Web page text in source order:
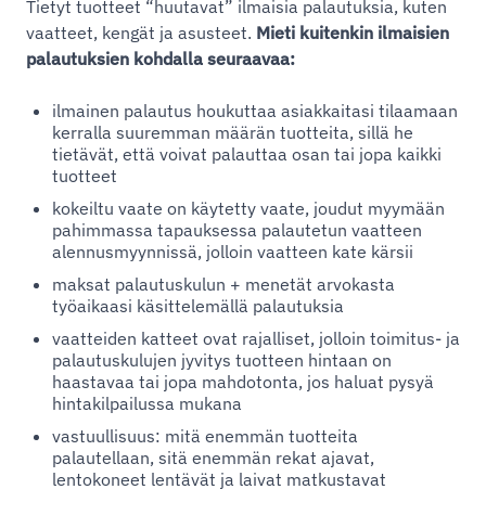
Tietyt tuotteet “huutavat” ilmaisia palautuksia, kuten
vaatteet, kengät ja asusteet. Mieti kuitenkin ilmaisien
palautuksien kohdalla seuraavaa:
ilmainen palautus houkuttaa asiakkaitasi tilaamaan
kerralla suuremman määrän tuotteita, sillä he
tietävät, että voivat palauttaa osan tai jopa kaikki
tuotteet
kokeiltu vaate on käytetty vaate, joudut myymään
pahimmassa tapauksessa palautetun vaatteen
alennusmyynnissä, jolloin vaatteen kate kärsii
maksat palautuskulun + menetät arvokasta
työaikaasi käsittelemällä palautuksia
vaatteiden katteet ovat rajalliset, jolloin toimitus- ja
palautuskulujen jyvitys tuotteen hintaan on
haastavaa tai jopa mahdotonta, jos haluat pysyä
hintakilpailussa mukana
vastuullisuus: mitä enemmän tuotteita
palautellaan, sitä enemmän rekat ajavat,
lentokoneet lentävät ja laivat matkustavat